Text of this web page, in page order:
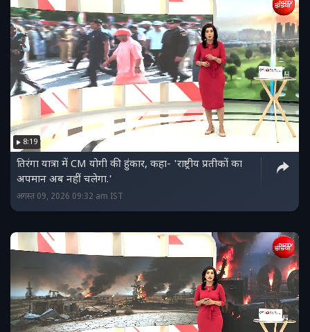
8:19
तिरंगा यात्रा में CM योगी की हुंकार, कहा- 'राष्ट्रीय प्रतीकों का
अपमान अब नहीं चलेगा.'
अगस्त 09, 2026 09:32 am IST